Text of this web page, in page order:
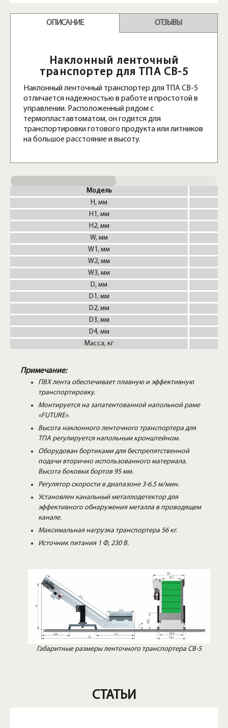
ОПИСАНИЕ ОТЗЫВЫ
Наклонный ленточный
транспортер для ТПА CB-5
Наклонный ленточный транспортер для ТПА CB-5
отличается надежностью в работе и простотой в
управлении. Расположенный рядом с
термопластавтоматом, он годится для
транспортировки готового продукта или литников
на большое расстояние и высоту.
Модель
H, мм
H1, мм
H2, мм
W, мм
W1, мм
W2, мм
W3, мм
D, мм
D1, мм
D2, мм
D3, мм
D4, мм
Масса, кг
Примечание:
ПВХ лента обеспечивает плавную и эффективную
транспортировку.
Монтируется на запатентованной напольной раме
«FUTURE».
Высота наклонного ленточного транспортера для
ТПА регулируется напольным кронштейном.
Оборудован бортиками для беспрепятственной
подачи вторично использованного материала.
Высота боковых бортов 95 мм.
Регулятор скорости в диапазоне 3-6.5 м/мин.
Установлен канальный металлодетектор для
эффективного обнаружения металла в проводящем
канале.
Максимальная нагрузка транспортера 56 кг.
Источник питания 1 Ф, 230 В.
Габаритные размеры ленточного транспортера CB-5
СТАТЬИ